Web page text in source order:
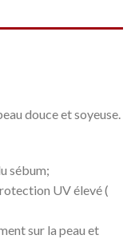
douce et soyeuse.
sébum;
UV élevé (
sur la peau et